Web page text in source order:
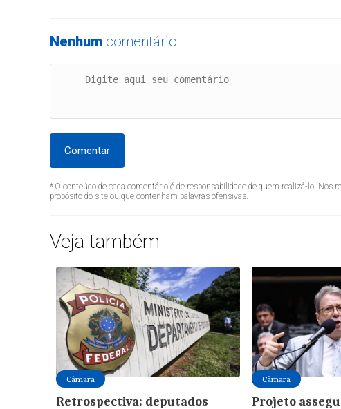
Nenhum comentário
Comentar
* O conteúdo de cada comentário é de responsabilidade de quem realizá-lo.
propósito do site ou que contenham palavras ofensivas.
Veja também
Câmara
Retrospectiva: deputados
Câmara
Projeto